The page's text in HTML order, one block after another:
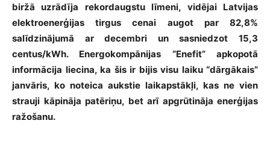
biržā uzrādīja rekordaugstu līmeni, vidējai Latvijas
elektroenerģijas tirgus cenai augot par 82,8%
salīdzinājumā ar decembri un sasniedzot 15,3
centus/kWh. Energokompānijas “Enefit” apkopotā
informācija liecina, ka šis ir bijis visu laiku “dārgākais”
janvāris, ko noteica aukstie laikapstākļi, kas ne vien
strauji kāpināja patēriņu, bet arī apgrūtināja enerģijas
ražošanu.